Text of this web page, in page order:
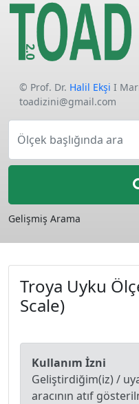
© Prof. Dr. Halil Ekşi I
toadizini@gmail.com
Ölçek başlığında ara
Gelişmiş Arama
Troya Uyku
Scale)
Kullanım İzni
Geliştirdiğim(iz) /
aracının atıf